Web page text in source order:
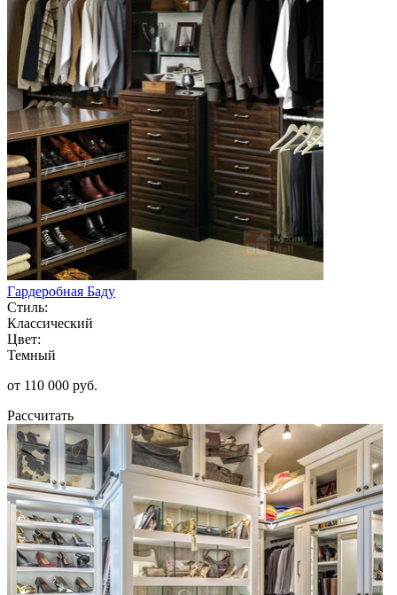
Гардеробная Баду
Стиль:
Классический
Цвет:
Темный
от 110 000 руб.
Рассчитать